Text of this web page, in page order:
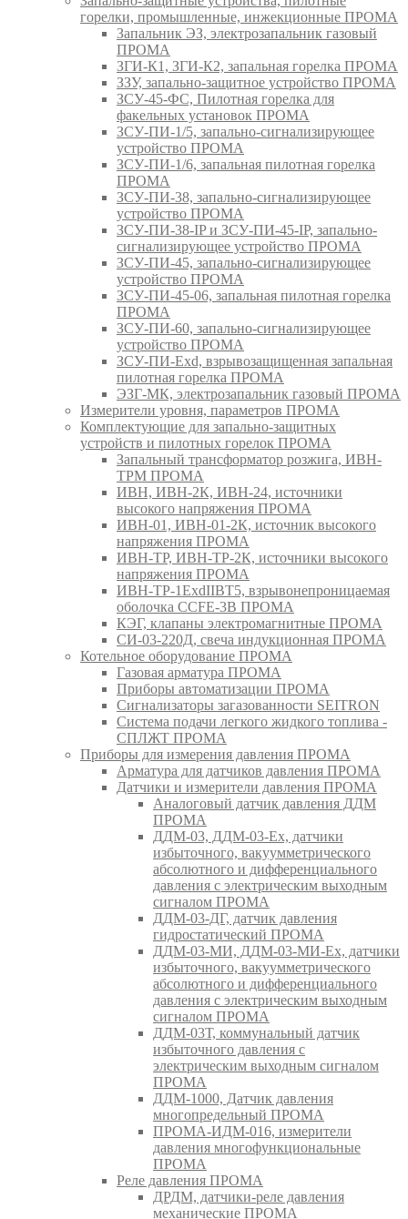
горелки, промышленные, инжекционные ПРОМА
Запальник ЭЗ, электрозапальник газовый
ПРОМА
ЗГИ-К1, ЗГИ-К2, запальная горелка ПРОМА
ЗЗУ, запально-защитное устройство ПРОМА
ЗСУ-45-ФС, Пилотная горелка для
факельных установок ПРОМА
ЗСУ-ПИ-1/5, запально-сигнализирующее
устройство ПРОМА
ЗСУ-ПИ-1/6, запальная пилотная горелка
ПРОМА
ЗСУ-ПИ-38, запально-сигнализирующее
устройство ПРОМА
ЗСУ-ПИ-38-IP и ЗСУ-ПИ-45-IP, запально-
сигнализирующее устройство ПРОМА
ЗСУ-ПИ-45, запально-сигнализирующее
устройство ПРОМА
ЗСУ-ПИ-45-06, запальная пилотная горелка
ПРОМА
ЗСУ-ПИ-60, запально-сигнализирующее
устройство ПРОМА
ЗСУ-ПИ-Exd, взрывозащищенная запальная
пилотная горелка ПРОМА
ЭЗГ-МК, электрозапальник газовый ПРОМА
Измерители уровня, параметров ПРОМА
Комплектующие для запально-защитных
устройств и пилотных горелок ПРОМА
Запальный трансформатор розжига, ИВН-
ТРМ ПРОМА
ИВН, ИВН-2К, ИВН-24, источники
высокого напряжения ПРОМА
ИВН-01, ИВН-01-2К, источник высокого
напряжения ПРОМА
ИВН-ТР, ИВН-ТР-2К, источники высокого
напряжения ПРОМА
ИВН-ТР-1ExdIIBT5, взрывонепроницаемая
оболочка CCFE-3B ПРОМА
КЭГ, клапаны электромагнитные ПРОМА
СИ-03-220Д, свеча индукционная ПРОМА
Котельное оборудование ПРОМА
Газовая арматура ПРОМА
Приборы автоматизации ПРОМА
Сигнализаторы загазованности SEITRON
Система подачи легкого жидкого топлива -
СПЛЖТ ПРОМА
Приборы для измерения давления ПРОМА
Арматура для датчиков давления ПРОМА
Датчики и измерители давления ПРОМА
Аналоговый датчик давления ДДМ
ПРОМА
ДДМ-03, ДДМ-03-Ех, датчики
избыточного, вакуумметрического
абсолютного и дифференциального
давления с электрическим выходным
сигналом ПРОМА
ДДМ-03-ДГ, датчик давления
гидростатический ПРОМА
ДДМ-03-МИ, ДДМ-03-МИ-Ех, датчики
избыточного, вакуумметрического
абсолютного и дифференциального
давления с электрическим выходным
сигналом ПРОМА
ДДМ-03Т, коммунальный датчик
избыточного давления с
электрическим выходным сигналом
ПРОМА
ДДМ-1000, Датчик давления
многопредельный ПРОМА
ПРОМА-ИДМ-016, измерители
давления многофункциональные
ПРОМА
Реле давления ПРОМА
ДРДМ, датчики-реле давления
механические ПРОМА